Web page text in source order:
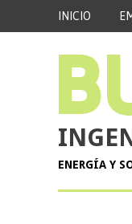
INICIO
ENERGÍA Y